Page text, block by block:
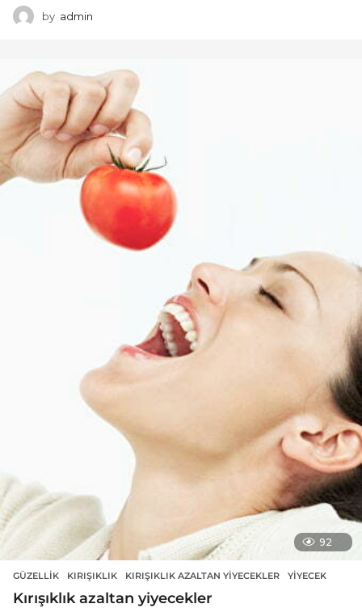
by admin
92
GÜZELLIK KIRIŞIKLIK ,KIRIŞIKLIK AZALTAN YIYECEKLER ,YIYECEK
Kırışıklık azaltan yiyecekler